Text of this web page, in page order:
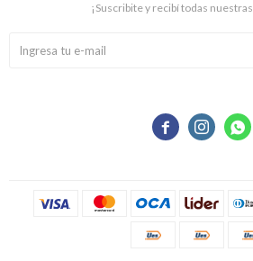
  
¡Suscribite y recibí todas